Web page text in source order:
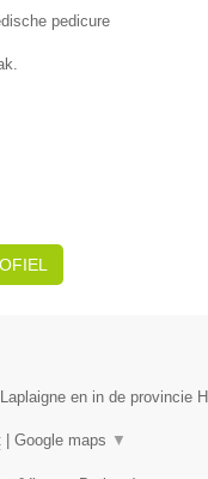
pedicure
en in de provincie
| Google maps ▼